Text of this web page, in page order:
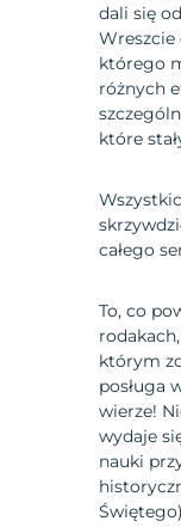
dali się
Wreszcie
którego
różnych
które
całego
To, co
którym
posługa
wierze!
wydaje
nauki